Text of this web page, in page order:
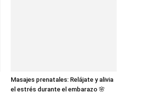
Masajes prenatales: Relájate y alivia
el estrés durante el embarazo 🌸